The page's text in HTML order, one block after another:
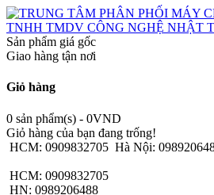
Sản phẩm giá gốc
Giao hàng tận nơi
Giỏ hàng
0 sản phẩm(s) - 0VND
Giỏ hàng của bạn đang trống!
HCM: 0909832705 Hà Nội:
HCM: 0909832705
HN: 0989206488